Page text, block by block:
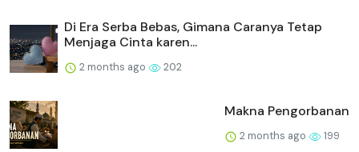
Di Era Serba Bebas, Gimana Caranya Tetap
Menjaga Cinta karen...
2 months ago 202
Makna Pengorbanan
2 months ago 199